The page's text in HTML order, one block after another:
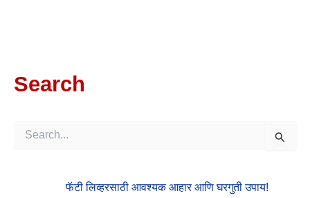
Search
फॅटी लिव्हरसाठी आवश्यक आहार आणि घरगुती उपाय!